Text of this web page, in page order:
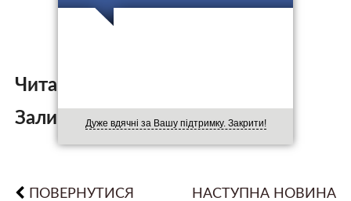
Дуже вдячні за Вашу підтримку. Закрити!
Читайте також:
Залишити коментар:
ПОВЕРНУТИСЯ
НАСТУПНА НОВИНА